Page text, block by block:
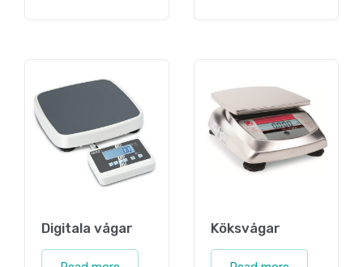
Digitala vågar Köksvågar